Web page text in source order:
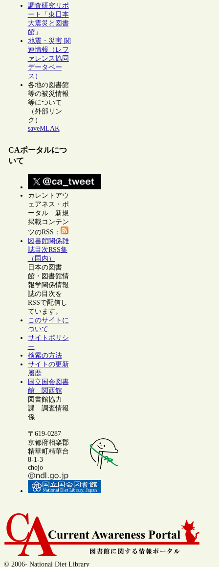
調査研究リポ
ート「東日本
大震災と図書
館」
地震・災害 関
連情報（レフ
ァレンス協同
データベー
ス）
各地の図書館
等の被災情報
等について
（外部リン
ク）
saveMLAK
CAポータルにつ
いて
カレントアウ
ェアネス・ポ
ータル 新規
掲載コンテン
ツのRSS：
図書館関係雑
誌目次RSS集
（国内）
日本の図書
館・図書館情
報学関係情報
誌の目次を
RSSで配信し
ています。
このサイトに
ついて
サイトポリシ
ー
検索の方法
サイトの更新
履歴
国立国会図書
館 関西館
図書館協力
課 調査情報
係
〒619-0287
京都府相楽郡
精華町精華台
8-1-3
chojo
© 2006- National Diet Library